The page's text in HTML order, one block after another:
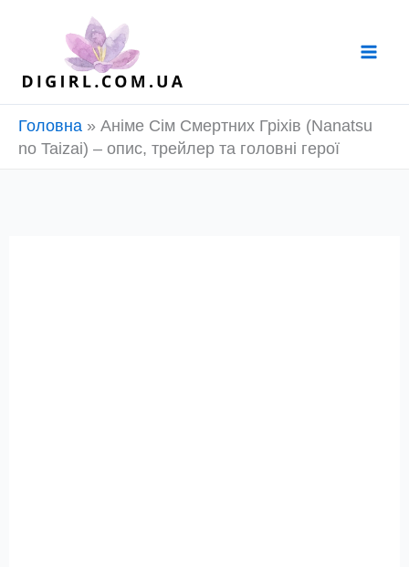
Головна » Аніме Сім Смертних Гріхів (Nanatsu
no Taizai) – опис, трейлер та головні герої